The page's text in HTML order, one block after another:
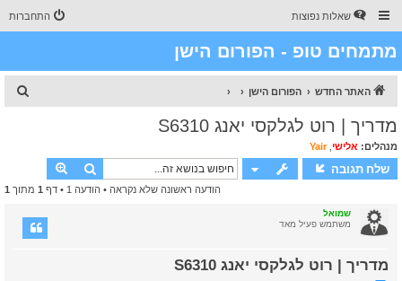
שאלות נפוצות התחברות
מתמחים טופ - הפורום הישן
האתר החדש הפורום הישן
מדריך | רוט לגלקסי יאנג S6310
מנהלים: אלישי ,
Yair
שלח תגובה חיפוש
הודעה ראשונה שלא נקראה • הודעה 1 • דף 1 מתוך 1
שמואל
משתמש פעיל מאד
מדריך | רוט לגלקסי יאנג S6310